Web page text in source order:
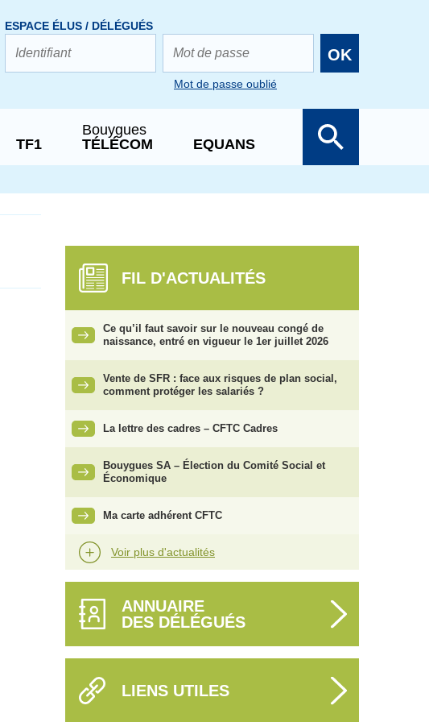
ESPACE ÉLUS / DÉLÉGUÉS
OK
Mot de passe oublié
TF1
Bouygues
TÉLÉCOM
EQUANS
FIL D'ACTUALITÉS
Ce qu’il faut savoir sur le nouveau congé de
naissance, entré en vigueur le 1er juillet 2026
Vente de SFR : face aux risques de plan social,
comment protéger les salariés ?
La lettre des cadres – CFTC Cadres
Bouygues SA – Élection du Comité Social et
Économique
Ma carte adhérent CFTC
Voir plus d'actualités
ANNUAIRE
DES DÉLÉGUÉS
LIENS UTILES